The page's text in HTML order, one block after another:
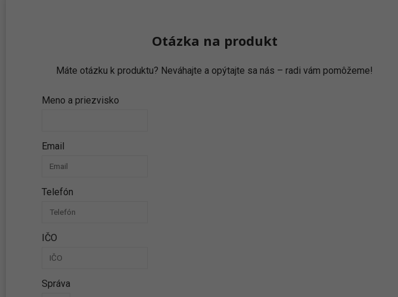
Otázka na produkt
Máte otázku k produktu? Neváhajte a opýtajte sa nás – radi vám pomôžeme!
Meno a priezvisko
Email
Telefón
IČO
Správa